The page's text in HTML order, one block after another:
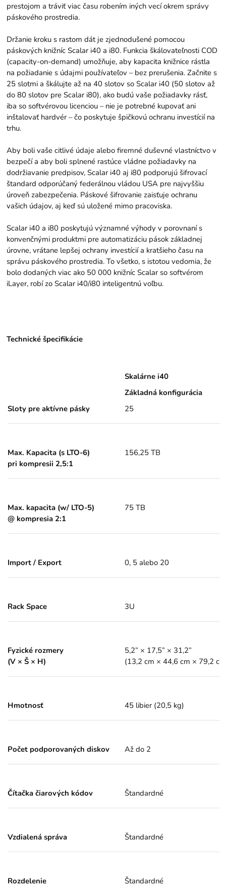
prestojom a tráviť viac času robením iných vecí okrem správy
páskového prostredia.
Držanie kroku s rastom dát je zjednodušené pomocou
páskových knižníc Scalar i40 a i80. Funkcia škálovateľnosti COD
(capacity-on-demand) umožňuje, aby kapacita knižnice rástla
na požiadanie s údajmi používateľov – bez prerušenia. Začnite s
25 slotmi a škálujte až na 40 slotov so Scalar i40 (50 slotov až
do 80 slotov pre Scalar i80), ako budú vaše požiadavky rásť,
iba so softvérovou licenciou – nie je potrebné kupovať ani
inštalovať hardvér – čo poskytuje špičkovú ochranu investícií na
trhu.
Aby boli vaše citlivé údaje alebo firemné duševné vlastníctvo v
bezpečí a aby boli splnené rastúce vládne požiadavky na
dodržiavanie predpisov, Scalar i40 aj i80 podporujú šifrovací
štandard odporúčaný federálnou vládou USA pre najvyššiu
úroveň zabezpečenia. Páskové šifrovanie zaisťuje ochranu
vašich údajov, aj keď sú uložené mimo pracoviska.
Scalar i40 a i80 poskytujú významné výhody v porovnaní s
konvenčnými produktmi pre automatizáciu pások základnej
úrovne, vrátane lepšej ochrany investícií a kratšieho času na
správu páskového prostredia. To všetko, s istotou vedomia, že
bolo dodaných viac ako 50 000 knižníc Scalar so softvérom
iLayer, robí zo Scalar i40/i80 inteligentnú voľbu.
Technické špecifikácie
Skalárne i40
Základná konfigurácia
Sloty pre aktívne pásky
25
Max. Kapacita (s LTO-6)
pri kompresii 2,5:1
156,25 TB
Max. kapacita (w/ LTO-5)
@ kompresia 2:1
75 TB
Import / Export 0, 5 alebo 20
Rack Space 3U
Fyzické rozmery
(V × Š × H)
5,2” × 17,5” × 31,2”
(13,2 cm × 44,6 cm × 79,2
Hmotnosť 45 libier (20,5 kg)
Počet podporovaných diskov Až do 2
Čítačka čiarových kódov Štandardné
Vzdialená správa Štandardné
Rozdelenie Štandardné